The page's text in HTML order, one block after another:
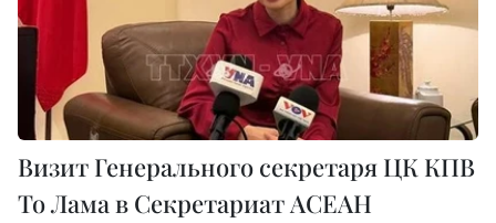
Визит Генерального секретаря ЦК КПВ
То Лама в Секретариат АСЕАН